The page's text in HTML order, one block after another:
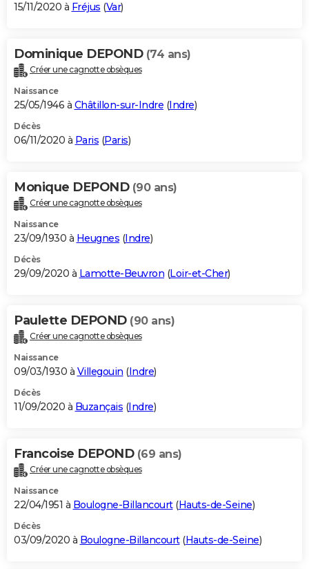
15/11/2020 à Fréjus (Var)
Dominique DEPOND (74 ans)
Créer une cagnotte obsèques
Naissance
25/05/1946 à Châtillon-sur-Indre (Indre)
Décès
06/11/2020 à Paris (Paris)
Monique DEPOND (90 ans)
Créer une cagnotte obsèques
Naissance
23/09/1930 à Heugnes (Indre)
Décès
29/09/2020 à Lamotte-Beuvron (Loir-et-Cher)
Paulette DEPOND (90 ans)
Créer une cagnotte obsèques
Naissance
09/03/1930 à Villegouin (Indre)
Décès
11/09/2020 à Buzançais (Indre)
Francoise DEPOND (69 ans)
Créer une cagnotte obsèques
Naissance
22/04/1951 à Boulogne-Billancourt(Hauts-de-Seine)
Décès
03/09/2020 à Boulogne-Billancourt(Hauts-de-Seine)